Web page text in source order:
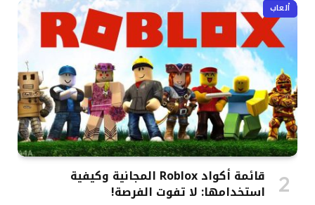
ألعاب
قائمة أكواد Roblox المجانية وكيفية
استخدامها: لا تفوت الفرصة!